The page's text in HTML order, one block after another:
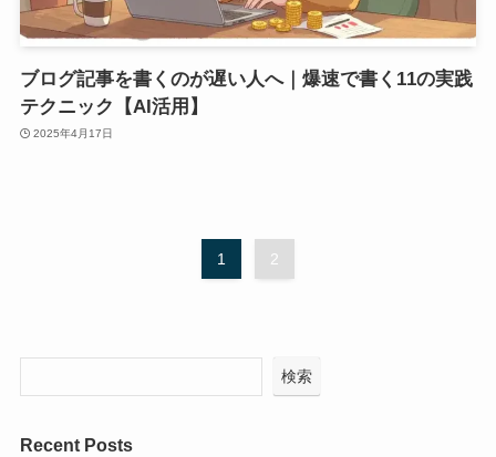
ブログ記事を書くのが遅い人へ｜爆速で書く11の実践
テクニック【AI活用】
2025年4月17日
1 2
検索
Recent Posts